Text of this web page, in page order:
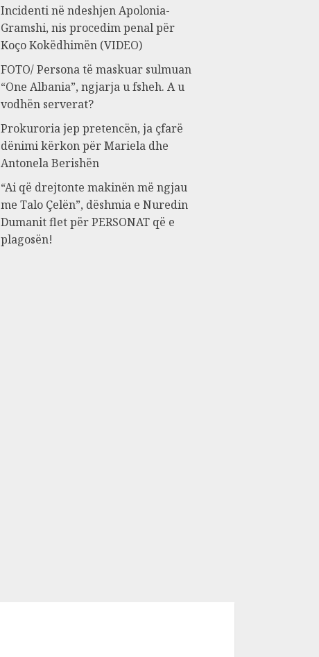
Incidenti në ndeshjen Apolonia-
Gramshi, nis procedim penal për
Koço Kokëdhimën (VIDEO)
FOTO/ Persona të maskuar sulmuan
“One Albania”, ngjarja u fsheh. A u
vodhën serverat?
Prokuroria jep pretencën, ja çfarë
dënimi kërkon për Mariela dhe
Antonela Berishën
“Ai që drejtonte makinën më ngjau
me Talo Çelën”, dëshmia e Nuredin
Dumanit flet për PERSONAT që e
plagosën!